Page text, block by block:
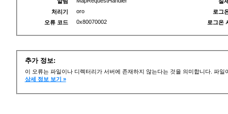
처리기
oro
오류 코드
0x80070002
로그
로그온
추가 정보:
이 오류는 파일이나 디렉터리가 서버에 존재하지 않는다는 것을 의미합니다. 파
상세 정보 보기 »